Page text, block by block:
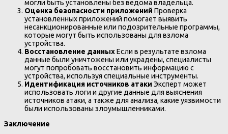
могли быть установлены без ведома владельца.
Оценка безопасности приложений Проверка
установленных приложений помогает выявить
несанкционированные или подозрительные программы,
которые могут быть использованы для взлома
устройства.
Восстановление данныхЕсли в результате взлома
данные были уничтожены или украдены, специалисты
могут попробовать восстановить информацию с
устройства, используя специальные инструменты.
Идентификация источников атаки Эксперт может
использовать логи и другие данные для выяснения
источников атаки, а также для анализа, какие уязвимости
были использованы злоумышленниками.
Заключение